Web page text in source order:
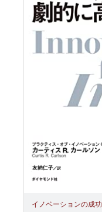
イノベーションの成